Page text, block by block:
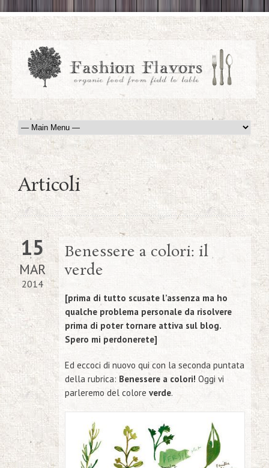
Articoli
15
MAR
2014
Benessere a colori: il
verde
[prima di tutto scusate l’assenza ma ho
qualche problema personale da risolvere
prima di poter tornare attiva sul blog.
Spero mi perdonerete]
Ed eccoci di nuovo qui con la seconda puntata
della rubrica: Benessere a colori! Oggi vi
parleremo del colore verde.